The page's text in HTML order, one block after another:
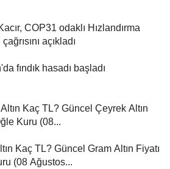
COP31 odaklı Hızlandırma
açıkladı
fındık hasadı başladı
Kaç TL? Güncel Çeyrek Altın
Kuru (08...
Kaç TL? Güncel Gram Altın Fiyatı
(08 Ağustos...